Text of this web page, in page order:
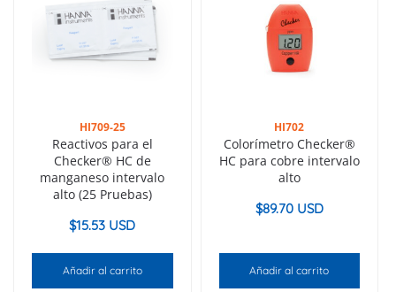
HI709-25
Reactivos para el
Checker® HC de
manganeso intervalo
alto (25 Pruebas)
$15.53 USD
Añadir al carrito
HI702
Colorímetro Checker®
HC para cobre intervalo
alto
$89.70 USD
Añadir al carrito